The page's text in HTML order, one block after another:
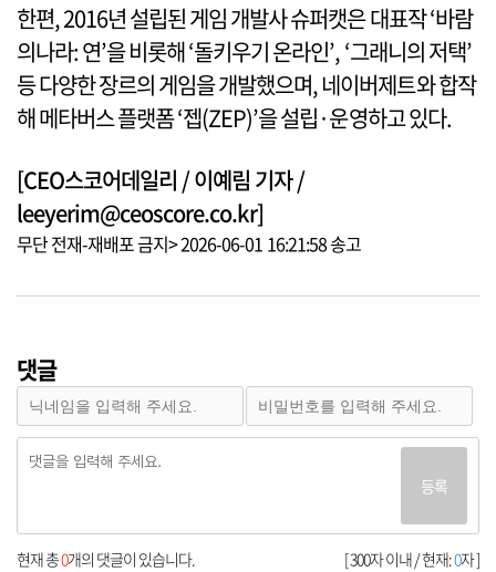
한편, 2016년 설립된 게임 개발사 슈퍼캣은 대표작 ‘바람
의나라: 연’을 비롯해 ‘돌키우기 온라인’, ‘그래니의 저택’
등 다양한 장르의 게임을 개발했으며, 네이버제트와 합작
해 메타버스 플랫폼 ‘젭(ZEP)’을 설립·운영하고 있다.
[CEO스코어데일리 / 이예림 기자 /
leeyerim@ceoscore.co.kr]
무단 전재-재배포 금지> 2026-06-01 16:21:58 송고
댓글
등록
[ 300자 이내 / 현재:0자 ]
현재 총0개의 댓글이 있습니다.